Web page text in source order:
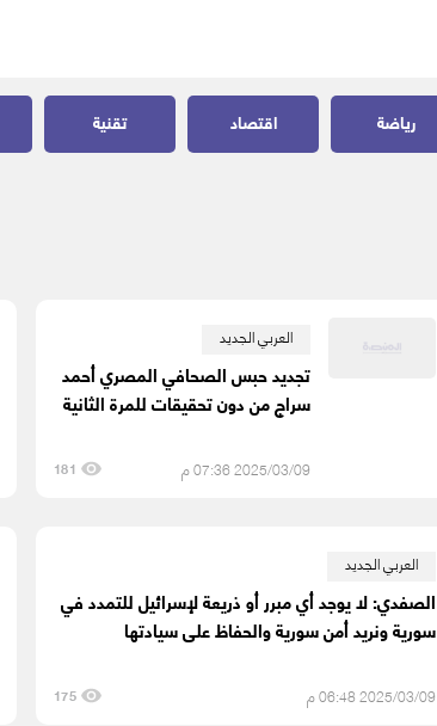
رياضة اقتصاد تقنية
العربي الجديد
تجديد حبس الصحافي المصري أحمد
سراج من دون تحقيقات للمرة الثانية
2025/03/09 07:36 م 181
العربي الجديد
الصفدي: لا يوجد أي مبرر أو ذريعة لإسرائيل للتمدد في
سورية ونريد أمن سورية والحفاظ على سيادتها
2025/03/09 06:48 م 175